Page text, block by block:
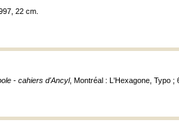
22 cm.
- cahiers d'Ancyl, Montréal : L'Hexagone, Typo ;